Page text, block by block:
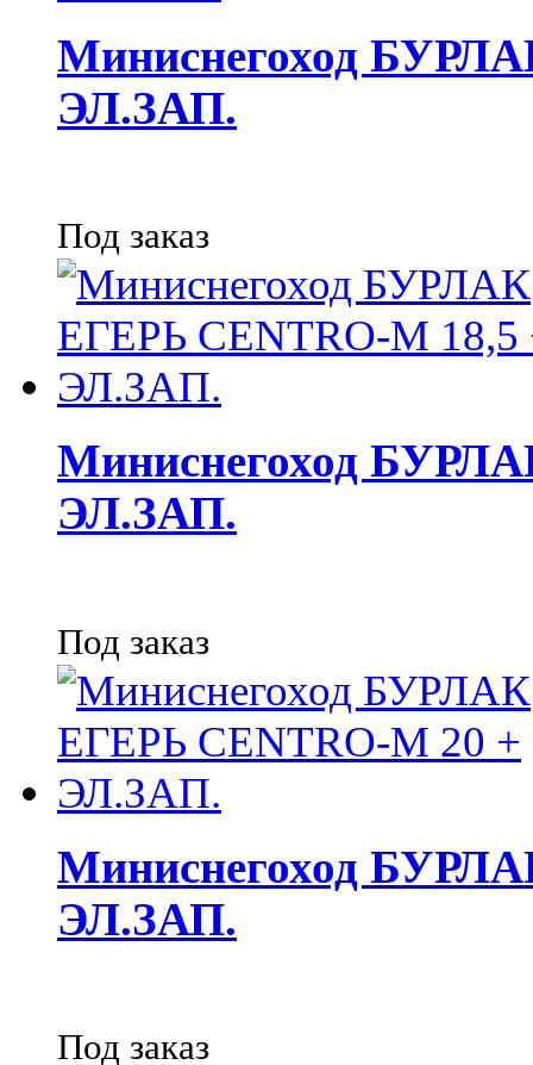
Миниснегоход
ЭЛ.ЗАП.
Под заказ
Миниснегоход
ЭЛ.ЗАП.
Под заказ
Миниснегоход
ЭЛ.ЗАП.
Под заказ